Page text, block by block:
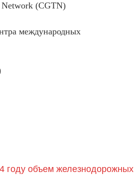
(CGTN)
международных
году объем железнодорожных